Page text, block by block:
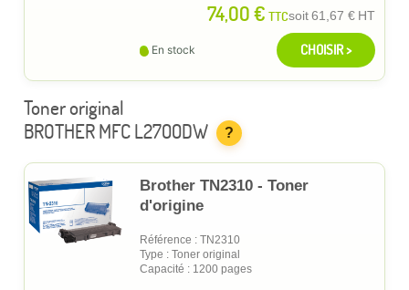
74,00 € TTCsoit61,67 € HT
En stock CHOISIR >
Toner original
BROTHER MFC L2700DW
?
Brother TN2310 - Toner
d'origine
Référence : TN2310
Type : Toner original
Capacité : 1200 pages